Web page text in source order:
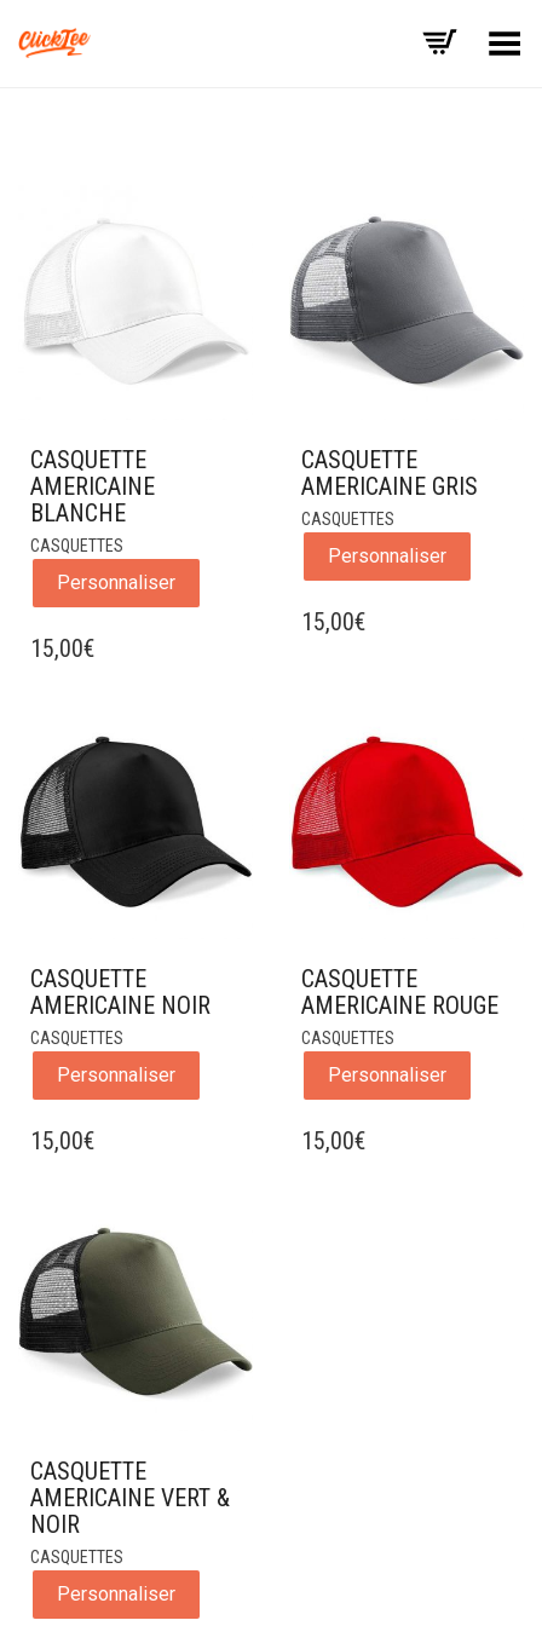
Basculer le menu
CASQUETTE
AMERICAINE
BLANCHE
CASQUETTES
Personnaliser
15,00€
CASQUETTE
AMERICAINE GRIS
CASQUETTES
Personnaliser
15,00€
CASQUETTE
AMERICAINE NOIR
CASQUETTES
Personnaliser
15,00€
CASQUETTE
AMERICAINE ROUGE
CASQUETTES
Personnaliser
15,00€
CASQUETTE
AMERICAINE VERT &
NOIR
CASQUETTES
Personnaliser